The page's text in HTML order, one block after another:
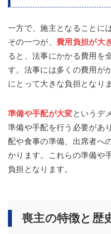
一方で、施主となることに
その一つが、 費用負担が大
ると、法事にかかる費用を
す。法事には多くの費用が
にとって大きな負担となり
準備や手配が大変というデ
準備や手配を行う必要があ
配や食事の準備、出席者へ
かります。これらの準備や
負担となります。
喪主の特徴と歴